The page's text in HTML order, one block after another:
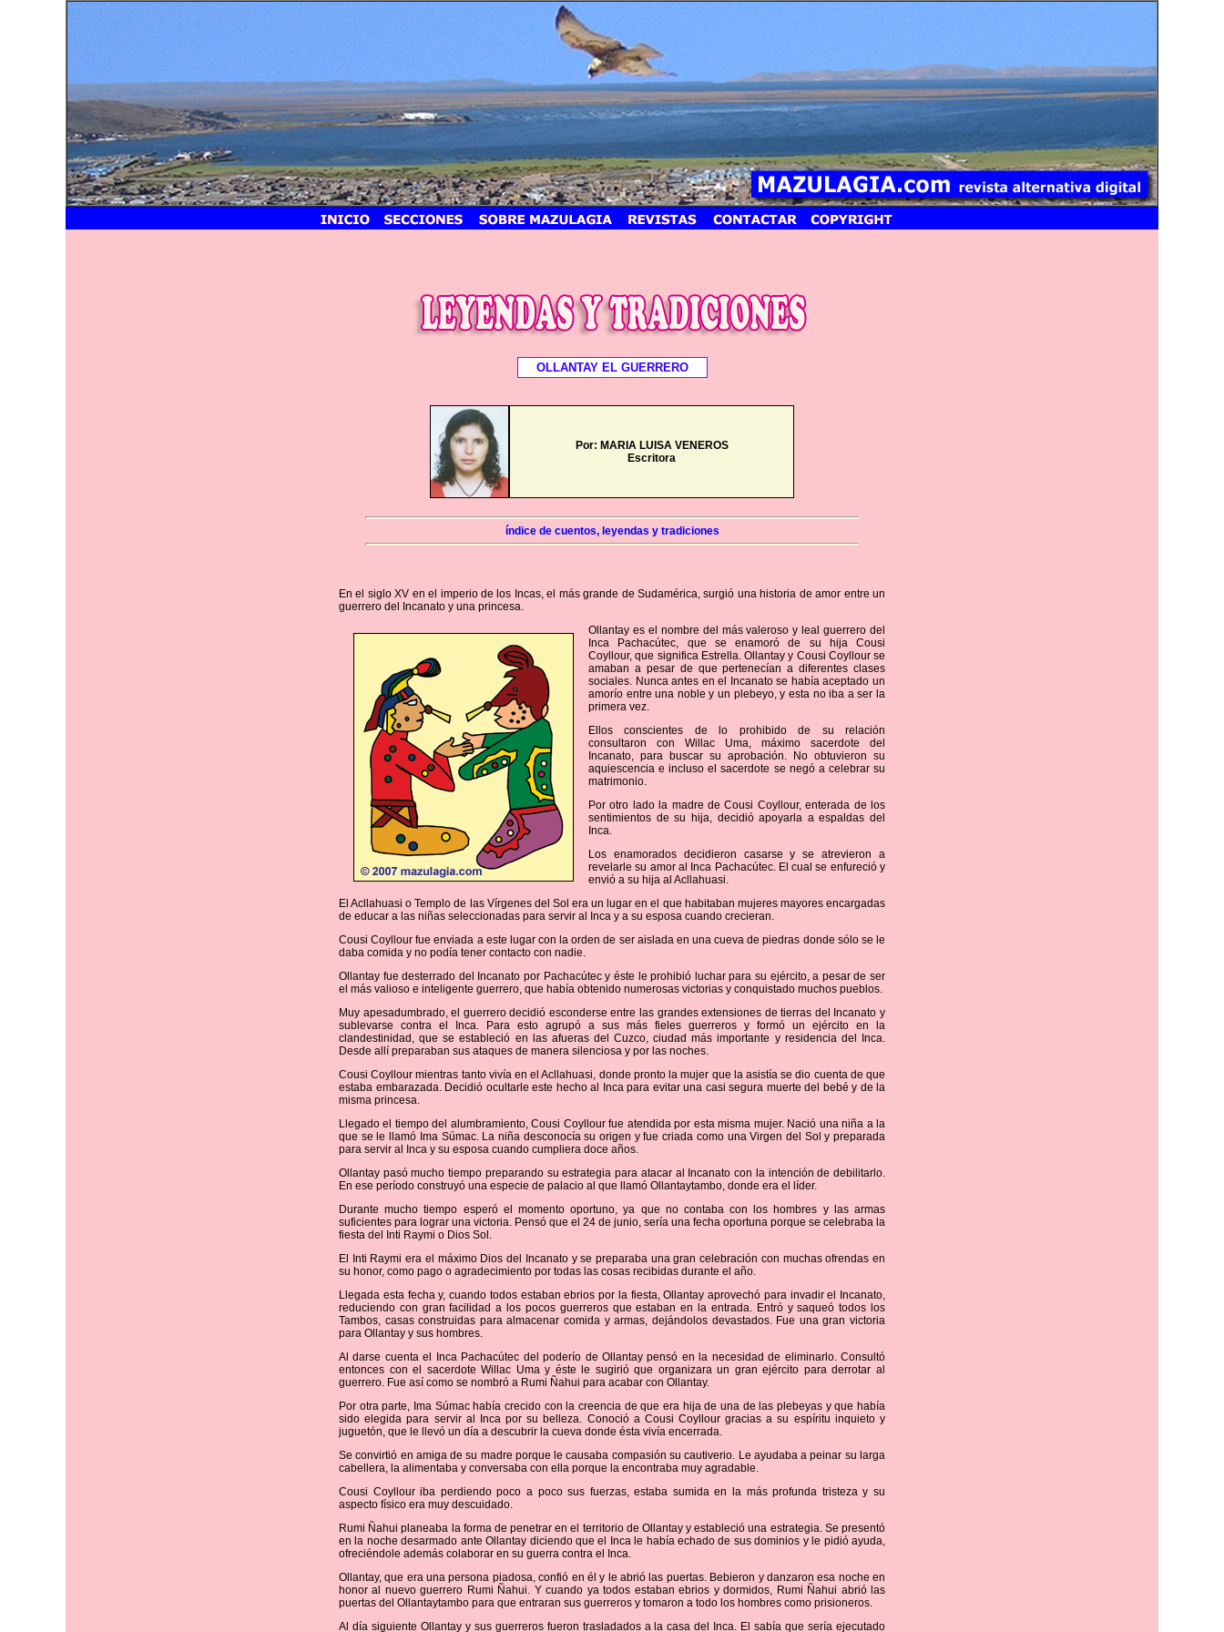
OLLANTAY EL GUERRERO
Por: MARIA LUISA VENEROS
Escritora
índice de cuentos, leyendas y tradiciones
En el siglo XV en el imperio de los Incas, el más grande de Sudamérica, surgió una historia de amor entre un
guerrero del Incanato y una princesa.
Ollantay es el nombre del más valeroso y leal guerrero del
Inca Pachacútec, que se enamoró de su hija Cousi
Coyllour, que significa Estrella. Ollantay y Cousi Coyllour se
amaban a pesar de que pertenecían a diferentes clases
sociales. Nunca antes en el Incanato se había aceptado un
amorío entre una noble y un plebeyo, y esta no iba a ser la
primera vez.
Ellos conscientes de lo prohibido de su relación
consultaron con Willac Uma, máximo sacerdote del
Incanato, para buscar su aprobación. No obtuvieron su
aquiescencia e incluso el sacerdote se negó a celebrar su
matrimonio.
Por otro lado la madre de Cousi Coyllour, enterada de los
sentimientos de su hija, decidió apoyarla a espaldas del
Inca.
Los enamorados decidieron casarse y se atrevieron a
revelarle su amor al Inca Pachacútec. El cual se enfureció y
envió a su hija al Acllahuasi.
El Acllahuasi o Templo de las Vírgenes del Sol era un lugar en el que habitaban mujeres mayores encargadas
de educar a las niñas seleccionadas para servir al Inca y a su esposa cuando crecieran.
Cousi Coyllour fue enviada a este lugar con la orden de ser aislada en una cueva de piedras donde sólo se le
daba comida y no podía tener contacto con nadie.
Ollantay fue desterrado del Incanato por Pachacútec y éste le prohibió luchar para su ejército, a pesar de ser
el más valioso e inteligente guerrero, que había obtenido numerosas victorias y conquistado muchos pueblos.
Muy apesadumbrado, el guerrero decidió esconderse entre las grandes extensiones de tierras del Incanato y
sublevarse contra el Inca. Para esto agrupó a sus más fieles guerreros y formó un ejército en la
clandestinidad, que se estableció en las afueras del Cuzco, ciudad más importante y residencia del Inca.
Desde allí preparaban sus ataques de manera silenciosa y por las noches.
Cousi Coyllour mientras tanto vivía en el Acllahuasi, donde pronto la mujer que la asistía se dio cuenta de que
estaba embarazada. Decidió ocultarle este hecho al Inca para evitar una casi segura muerte del bebé y de la
misma princesa.
Llegado el tiempo del alumbramiento, Cousi Coyllour fue atendida por esta misma mujer. Nació una niña a la
que se le llamó Ima Súmac. La niña desconocía su origen y fue criada como una Virgen del Sol y preparada
para servir al Inca y su esposa cuando cumpliera doce años.
Ollantay pasó mucho tiempo preparando su estrategia para atacar al Incanato con la intención de debilitarlo.
En ese período construyó una especie de palacio al que llamó Ollantaytambo, donde era el líder.
Durante mucho tiempo esperó el momento oportuno, ya que no contaba con los hombres y las armas
suficientes para lograr una victoria. Pensó que el 24 de junio, sería una fecha oportuna porque se celebraba la
fiesta del Inti Raymi o Dios Sol.
El Inti Raymi era el máximo Dios del Incanato y se preparaba una gran celebración con muchas ofrendas en
su honor, como pago o agradecimiento por todas las cosas recibidas durante el año.
Llegada esta fecha y, cuando todos estaban ebrios por la fiesta, Ollantay aprovechó para invadir el Incanato,
reduciendo con gran facilidad a los pocos guerreros que estaban en la entrada. Entró y saqueó todos los
Tambos, casas construidas para almacenar comida y armas, dejándolos devastados. Fue una gran victoria
para Ollantay y sus hombres.
Al darse cuenta el Inca Pachacútec del poderío de Ollantay pensó en la necesidad de eliminarlo. Consultó
entonces con el sacerdote Willac Uma y éste le sugirió que organizara un gran ejército para derrotar al
guerrero. Fue así como se nombró a Rumi Ñahui para acabar con Ollantay.
Por otra parte, Ima Súmac había crecido con la creencia de que era hija de una de las plebeyas y que había
sido elegida para servir al Inca por su belleza. Conoció a Cousi Coyllour gracias a su espíritu inquieto y
juguetón, que le llevó un día a descubrir la cueva donde ésta vivía encerrada.
Se convirtió en amiga de su madre porque le causaba compasión su cautiverio. Le ayudaba a peinar su larga
cabellera, la alimentaba y conversaba con ella porque la encontraba muy agradable.
Cousi Coyllour iba perdiendo poco a poco sus fuerzas, estaba sumida en la más profunda tristeza y su
aspecto físico era muy descuidado.
Rumi Ñahui planeaba la forma de penetrar en el territorio de Ollantay y estableció una estrategia. Se presentó
en la noche desarmado ante Ollantay diciendo que el Inca le había echado de sus dominios y le pidió ayuda,
ofreciéndole además colaborar en su guerra contra el Inca.
Ollantay, que era una persona piadosa, confió en él y le abrió las puertas. Bebieron y danzaron esa noche en
honor al nuevo guerrero Rumi Ñahui. Y cuando ya todos estaban ebrios y dormidos, Rumi Ñahui abrió las
puertas del Ollantaytambo para que entraran sus guerreros y tomaron a todo los hombres como prisioneros.
Al día siguiente Ollantay y sus guerreros fueron trasladados a la casa del Inca. El sabía que sería ejecutado